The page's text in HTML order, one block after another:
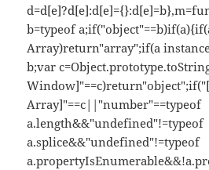
b=typeof
Array)return"array";if(a
b;var
Array]"==c||"number"==typeof
a.length&&"undefined"!=typeof
a.splice&&"undefined"!=typeof